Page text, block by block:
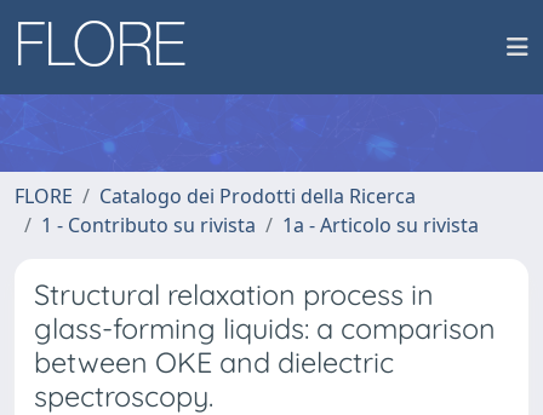
FLORE
Catalogo dei Prodotti della Ricerca
1 - Contributo su rivista
1a - Articolo su rivista
Structural relaxation process in
glass-forming liquids: a comparison
between OKE and dielectric
spectroscopy.